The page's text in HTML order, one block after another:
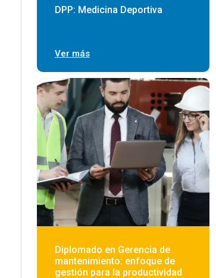
DPP: Medicina Deportiva
Ver más
Diplomado en Gerencia de
mantenimiento: enfoque de
gestión para la productividad